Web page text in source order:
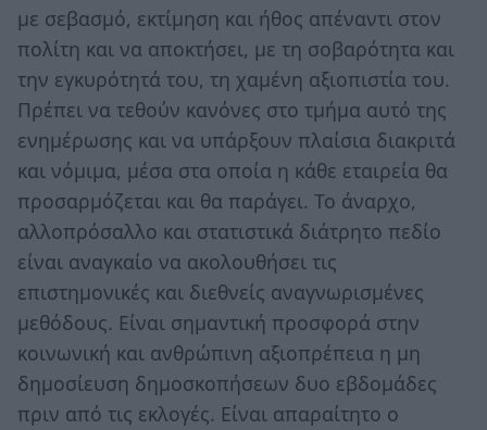
με σεβασμό, εκτίμηση και ήθος απέναντι στον
πολίτη και να αποκτήσει, με τη σοβαρότητα και
την εγκυρότητά του, τη χαμένη αξιοπιστία του.
Πρέπει να τεθούν κανόνες στο τμήμα αυτό της
ενημέρωσης και να υπάρξουν πλαίσια διακριτά
και νόμιμα, μέσα στα οποία η κάθε εταιρεία θα
προσαρμόζεται και θα παράγει. Το άναρχο,
αλλοπρόσαλλο και στατιστικά διάτρητο πεδίο
είναι αναγκαίο να ακολουθήσει τις
επιστημονικές και διεθνείς αναγνωρισμένες
μεθόδους. Είναι σημαντική προσφορά στην
κοινωνική και ανθρώπινη αξιοπρέπεια η μη
δημοσίευση δημοσκοπήσεων δυο εβδομάδες
πριν από τις εκλογές. Είναι απαραίτητο ο